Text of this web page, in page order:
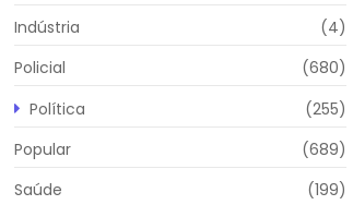
Indústria
(4)
Policial
(680)
Política
(255)
Popular
(689)
Saúde
(199)